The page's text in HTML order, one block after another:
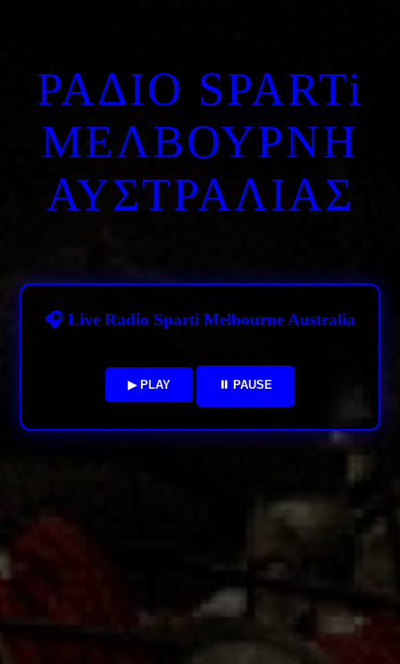
ΡΑΔΙΟ SPARTi
ΜΕΛΒΟΥΡΝΗ
ΑΥΣΤΡΑΛΙΑΣ
🎧 Live Radio Sparti Melbourne Australia
▶ PLAY ⏸ PAUSE